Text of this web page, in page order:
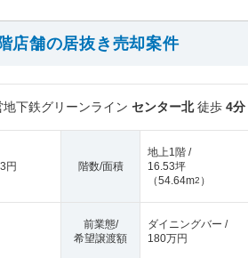
店舗の居抜き売却案件
地下鉄グリーンライン センター北徒歩 4分
円 階数/面積
地上1階 /
16.53坪
（54.64m2 ）
前業態/
希望譲渡額
ダイニングバー /
180万円